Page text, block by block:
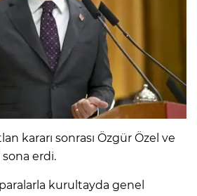
kararı sonrası Özgür Özel ve
erdi.
kurultayda genel